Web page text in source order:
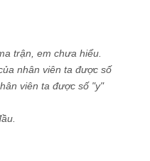
trận, em chưa hiểu.
nhân viên ta được số
viên ta được số "y"